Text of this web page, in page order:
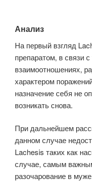
Анализ
На первый взгляд
препаратом, в связи
взаимоотношениях,
характером
назначение себя не
возникать снова.
При дальнейшем
данном случае
Lachesis таких как
случае, самым
разочарование в